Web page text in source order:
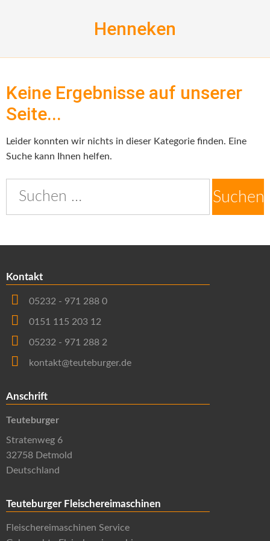
Henneken
Keine Ergebnisse auf unserer
Seite...
Leider konnten wir nichts in dieser Kategorie finden. Eine
Suche kann Ihnen helfen.
nach:
Kontakt
05232 - 971 288 0
0151 115 203 12
05232 - 971 288 2
kontakt@teuteburger.de
Anschrift
Teuteburger
Stratenweg 6
32758 Detmold
Deutschland
Teuteburger Fleischereimaschinen
Fleischereimaschinen Service